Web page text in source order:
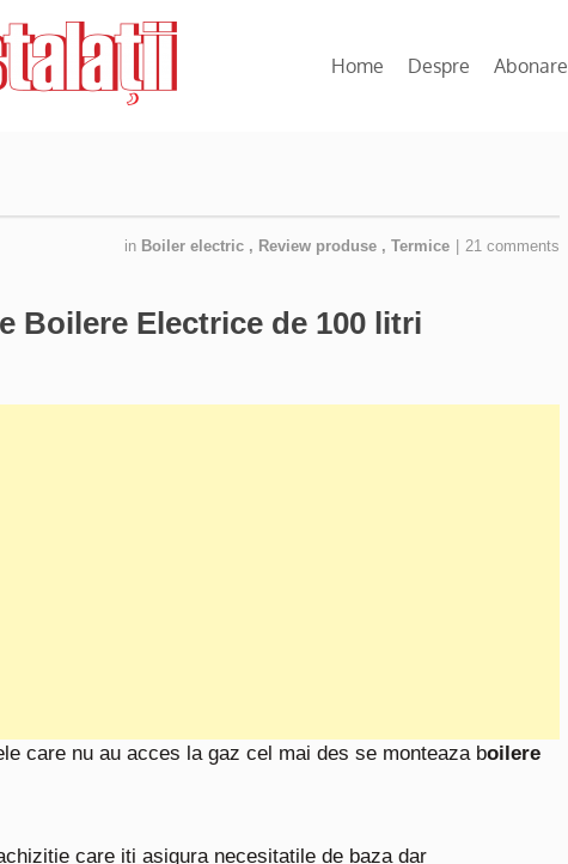
Home Despre Abonare
in Boiler electric , Review produse , Termice 21 comments
Boilere Electrice de 100 litri
care nu au acces la gaz cel mai des se monteaza boilere
care iti asigura necesitatile de baza dar